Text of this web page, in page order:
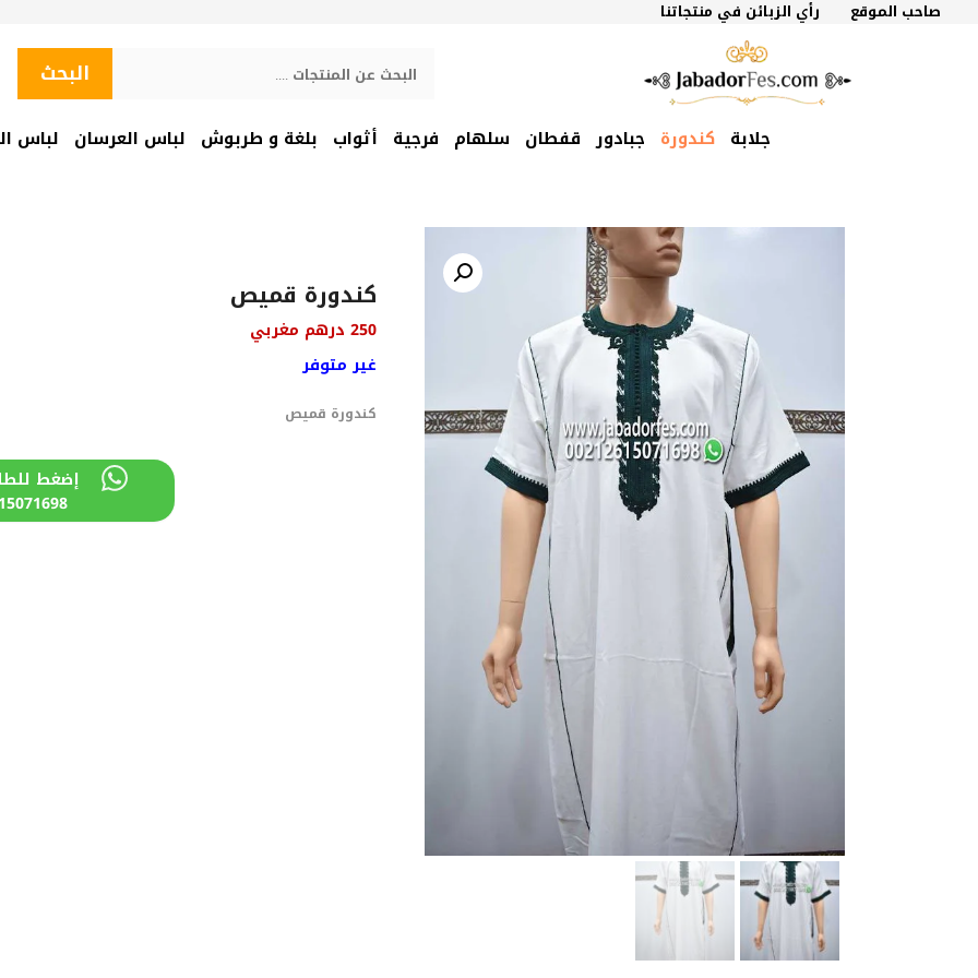
انتقلصاحب الموقع رأي الزبائن في منتجاتنا
البحث
جلابة كندورة جبادور قفطان سلهام فرجية أثواب بلغة و طربوش لباس العرسان لباس
كندورة قميص
مغربي.
250 درهم مغربي السعر
الحالي
هو:
250 درهم
مغربي.
غير متوفر
كندورة قميص
إضغط